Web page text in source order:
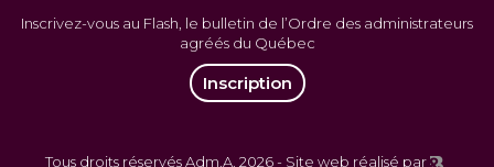
Inscrivez-vous au Flash, le bulletin de l’Ordre des administrateurs
agréés du Québec
Inscription
Tous droits réservés Adm.A. 2026 - Site web réalisé par